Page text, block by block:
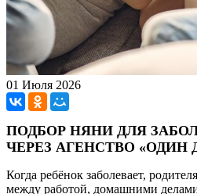
01 Июля 2026
ПОДБОР НЯНИ ДЛЯ
ЧЕРЕЗ АГЕНСТВО «ОДИН
Когда ребёнок заболевает,
между работой, домашними